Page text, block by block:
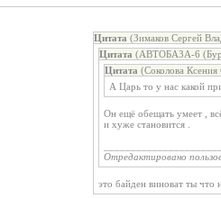
Цитата (Зимаков Сергей
Цитата (АВТОБАЗА-6
Цитата (Соколова
А Царь то у нас какой
Он ещё обещать умеет ,
и хуже становится .
Отредактировано
это байден виноват ты что